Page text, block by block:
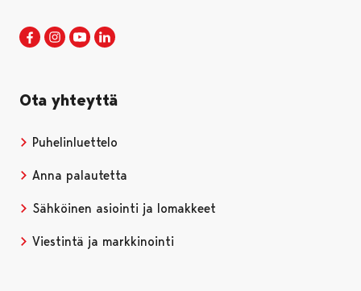
Porin kaupunki Facebookissa
Avautuu uudessa välilehdessä
Porin kaupunki Instagramissa
Avautuu uudessa välilehdessä
Porin kaupunki Youtubessa
Avautuu uudessa välilehdessä
Ota yhteyttä
Puhelinluettelo
Anna palautetta
Sähköinen asiointi ja lomakkeet
Viestintä ja markkinointi